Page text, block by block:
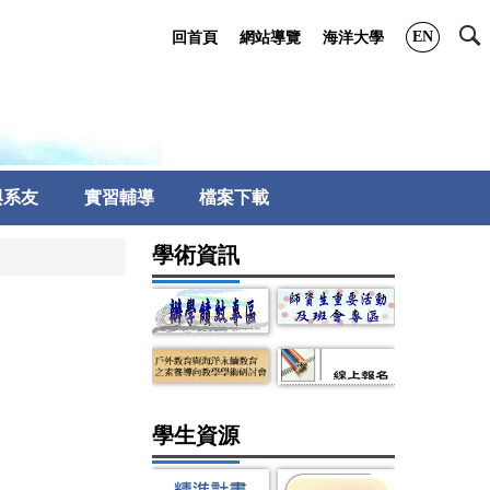
友 實習輔導 檔案下載
回首頁 網站導覽 海洋大學 EN
學術資訊
學生資源